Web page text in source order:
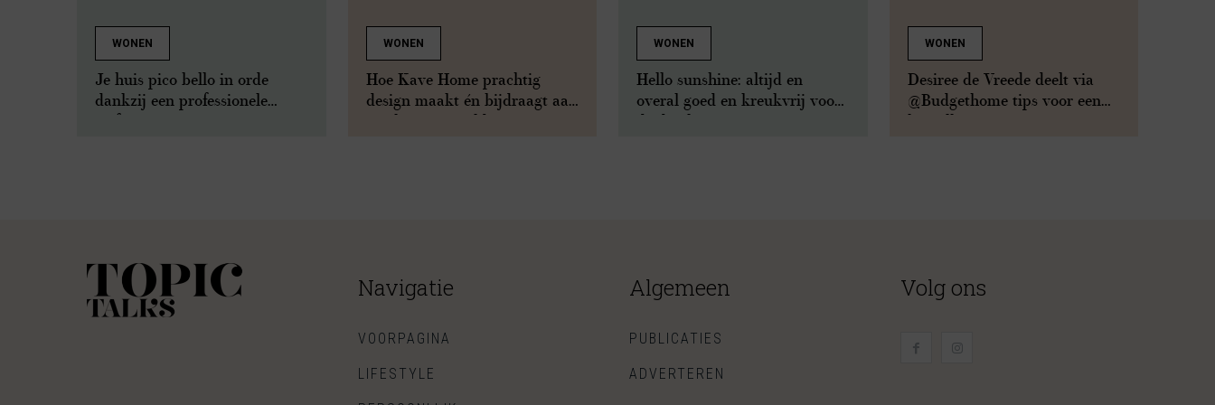
WONEN
Je huis pico bello in orde
dankzij een professionele
WONEN
Hoe Kave Home prachtig
design maakt én bijdraagt aan
WONEN
Hello sunshine: altijd en
overal goed en kreukvrij voor
WONEN
Desiree de Vreede deelt via
@Budgethome tips voor een
Navigatie
VOORPAGINA
LIFESTYLE
Algemeen
PUBLICATIES
ADVERTEREN
Volg ons